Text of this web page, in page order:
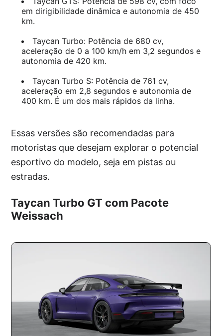
em dirigibilidade dinâmica e autonomia de 450
km.
Taycan Turbo: Potência de 680 cv,
aceleração de 0 a 100 km/h em 3,2 segundos e
autonomia de 420 km.
Taycan Turbo S: Potência de 761 cv,
aceleração em 2,8 segundos e autonomia de
400 km. É um dos mais rápidos da linha.
Essas versões são recomendadas para
motoristas que desejam explorar o potencial
esportivo do modelo, seja em pistas ou
estradas.
Taycan Turbo GT com Pacote
Weissach